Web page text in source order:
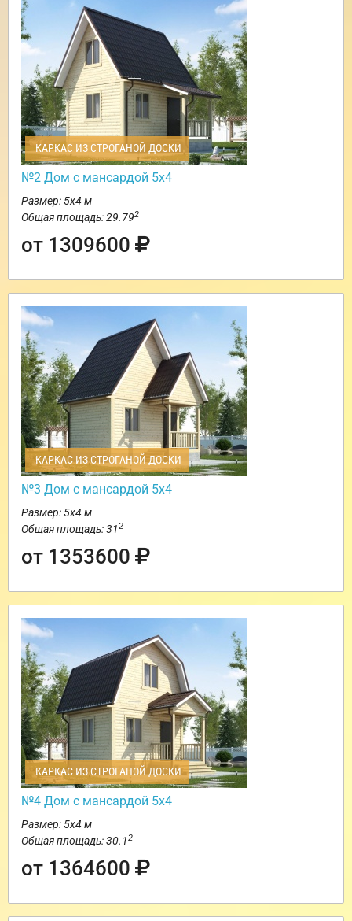
КАРКАС ИЗ СТРОГАНОЙ ДОСКИ
№2 Дом с мансардой 5х4
Размер: 5х4 м
Общая площадь: 29.792
от 1309600
КАРКАС ИЗ СТРОГАНОЙ ДОСКИ
№3 Дом с мансардой 5х4
Размер: 5х4 м
Общая площадь: 312
от 1353600
КАРКАС ИЗ СТРОГАНОЙ ДОСКИ
№4 Дом с мансардой 5х4
Размер: 5х4 м
Общая площадь: 30.12
от 1364600